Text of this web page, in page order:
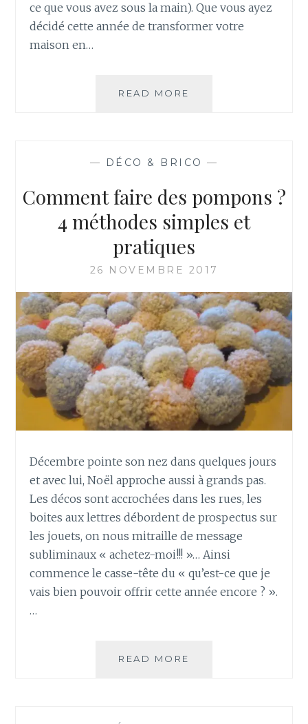
ce que vous avez sous la main). Que vous ayez
décidé cette année de transformer votre
maison en…
READ MORE
UN
DE
NEIGE
SCINTILLANT
— DÉCO & BRICO —
Comment faire des pompons ?
4 méthodes simples et
pratiques
26 NOVEMBRE 2017
Décembre pointe son nez dans quelques jours
et avec lui, Noël approche aussi à grands pas.
Les décos sont accrochées dans les rues, les
boites aux lettres débordent de prospectus sur
les jouets, on nous mitraille de message
subliminaux « achetez-moi!!! »… Ainsi
commence le casse-tête du « qu’est-ce que je
vais bien pouvoir offrir cette année encore ? ».
…
READ MORE